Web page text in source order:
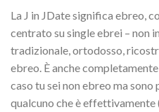
La J in JDate significa ebreo,
centrato su single ebrei – non
tradizionale, ortodosso,
ebreo. È anche
caso tu sei non ebreo ma
qualcuno che è effettivamente